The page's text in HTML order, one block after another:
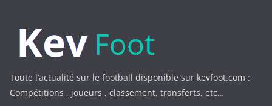
Toute l’actualité sur le football disponible sur kevfoot.com :
Compétitions , joueurs , classement, transferts, etc…